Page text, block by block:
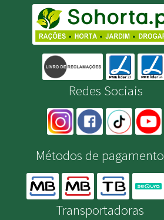
Redes Sociais
Métodos de pagamento
Transportadoras